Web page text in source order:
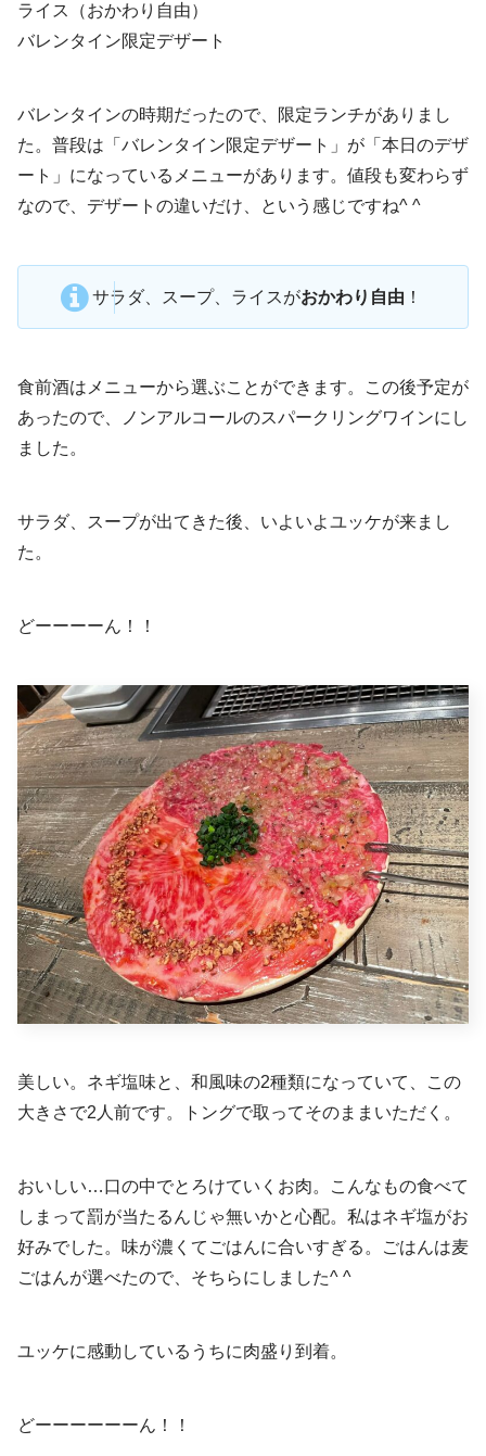
ライス（おかわり自由）
バレンタイン限定デザート
バレンタインの時期だったので、限定ランチがありまし
た。普段は「バレンタイン限定デザート」が「本日のデザ
ート」になっているメニューがあります。値段も変わらず
なので、デザートの違いだけ、という感じですね^ ^
サラダ、スープ、ライスがおかわり自由 ！
食前酒はメニューから選ぶことができます。この後予定が
あったので、ノンアルコールのスパークリングワインにし
ました。
サラダ、スープが出てきた後、いよいよユッケが来まし
た。
どーーーーん！！
美しい。ネギ塩味と、和風味の2種類になっていて、この
大きさで2人前です。トングで取ってそのままいただく。
おいしい…口の中でとろけていくお肉。こんなもの食べて
しまって罰が当たるんじゃ無いかと心配。私はネギ塩がお
好みでした。味が濃くてごはんに合いすぎる。ごはんは麦
ごはんが選べたので、そちらにしました^ ^
ユッケに感動しているうちに肉盛り到着。
どーーーーーーん！！